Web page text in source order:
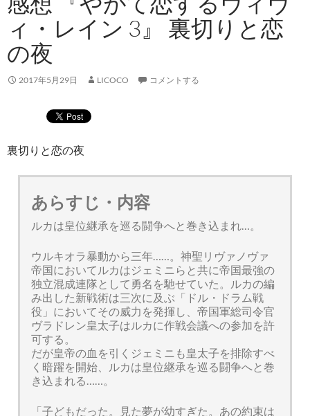
ィ・レイン 3』 裏切りと恋
の夜
2017年5月29日 LICOCO コメントする
裏切りと恋の夜
あらすじ・内容
ルカは皇位継承を巡る闘争へと巻き込まれ…。
ウルキオラ暴動から三年……。神聖リヴァノヴァ
帝国においてルカはジェミニらと共に帝国最強の
独立混成連隊として勇名を馳せていた。ルカの編
み出した新戦術は三次に及ぶ「ドル・ドラム戦
役」においてその威力を発揮し、帝国軍総司令官
ヴラドレン皇太子はルカに作戦会議への参加を許
可する。
だが皇帝の血を引くジェミニも皇太子を排除すべ
く暗躍を開始、ルカは皇位継承を巡る闘争へと巻
き込まれる……。
「子どもだった。見た夢が幼すぎた。あの約束は